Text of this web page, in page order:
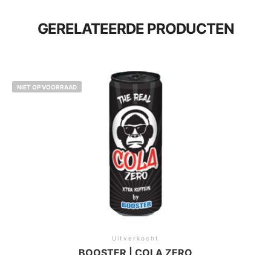
GERELATEERDE PRODUCTEN
NIET OP VOORRAAD
Uitverkocht
BOOSTER | COLA ZERO